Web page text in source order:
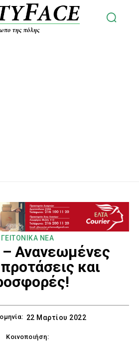
ΓΕΙΤΟΝΙΚΑ ΝΕΑ
– Ανανεωμένες
και
22 Μαρτίου 2022
Κοινοποιήση: